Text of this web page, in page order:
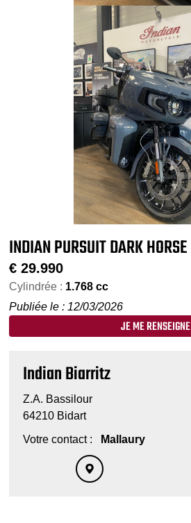
INDIAN PURSUIT DARK HORSE
€29.990
Cylindrée : 1.768 cc
Publiée le : 12/03/2026
JE ME RENSEIGNE
Indian Biarritz
Z.A. Bassilour
64210 Bidart
Votre contact :
Mallaury